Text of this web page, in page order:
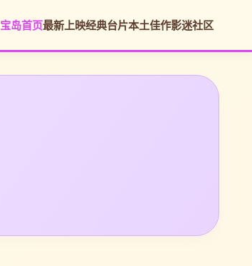
宝岛首页最新上映经典台片本土佳作影迷社区